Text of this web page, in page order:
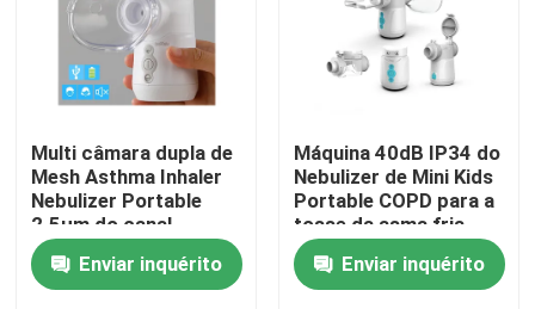
Casa
Produtos
Sobre nós
Multi câmara dupla de
Mesh Asthma Inhaler
Nebulizer Portable
2.5μm do canal
Enviar inquérito
Máquina 40dB IP34 do
Nebulizer de Mini Kids
Portable COPD para a
tosse da asma fria
Enviar inquérito